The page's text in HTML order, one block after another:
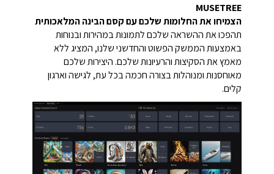
MUSETREE
הצמיחו את החלומות שלכם עם קסם הבינה המלאכותית
תהפכו את ההשראה שלכם לתמונות במהירות ובנוחות
באמצעות הממשק הפשוט והחדשני שלנו, המציג ללא
מאמץ את הסקיצות והרעיונות שלכם. היצירות שלכם
מאוחסנות ומנוהלות בצורה חכמה בכל עת, לגישה וארגון
קלים.